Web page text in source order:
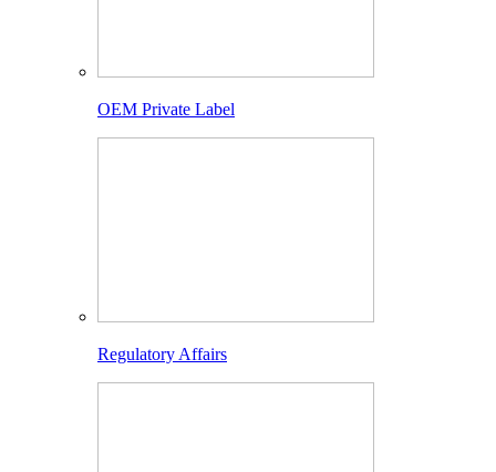
OEM Private Label
Regulatory Affairs